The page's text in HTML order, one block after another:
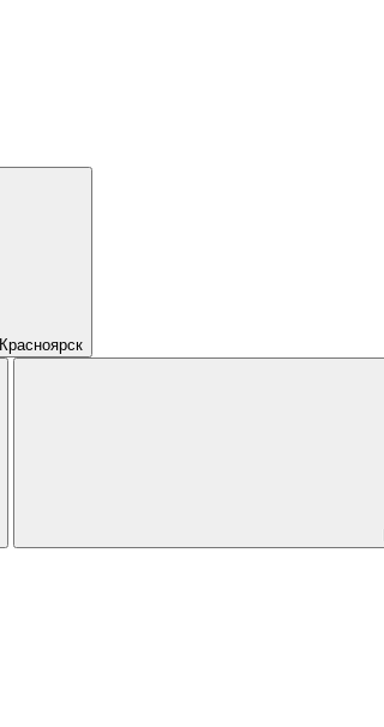
Красноярск